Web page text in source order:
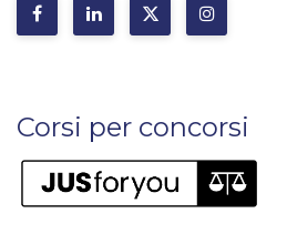
Corsi per concorsi